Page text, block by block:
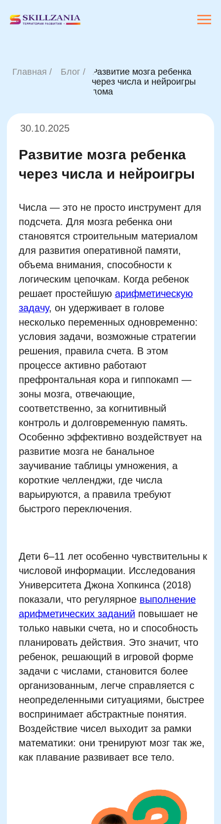
Развитие мозга ребенка
через числа и нейроигры
Числа — это не просто инструмент для
подсчета. Для мозга ребенка они
становятся строительным материалом
для развития оперативной памяти,
решает простейшуюарифметическую
задачу, он удерживает в голове
условия задачи, возможные стратегии
решения, правила счета. В этом
процессе активно работают
префронтальная кора и гиппокамп —
зоны мозга, отвечающие,
соответственно, за когнитивный
Особенно эффективно воздействует на
развитие мозга не банальное
заучивание таблицы умножения, а
короткие челленджи, где числа
варьируются, а правила требуют
быстрого переключения.
Дети 6–11 лет особенно чувствительны к
числовой информации. Исследования
показали, что регулярноевыполнение
арифметических заданийповышает не
только навыки счета, но и способность
планировать действия. Это значит, что
ребенок, решающий в игровой форме
задачи с числами, становится более
неопределенными ситуациями, быстрее
воспринимает абстрактные понятия.
Игровые методики для
тренировки концентрации
внимания у младших
школьников
школьной среде. Одной из самых
результативных методик являются